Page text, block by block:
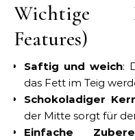
Wichtige
Features)
Saftig und weich:
das Fett im Teig
Schokoladiger
der Mitte sorgt für
Einfache